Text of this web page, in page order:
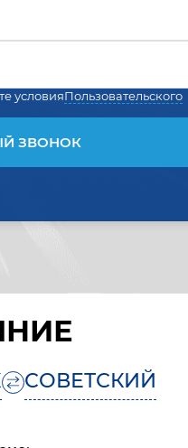
условияПользовательского
ЗВОНОК
СОВЕТСКИЙ